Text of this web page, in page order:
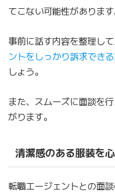
てこない可能性があります
事前に話す内容を整理して
ントをしっかり訴求でき
しょう。
また、スムーズに面談を
がります。
清潔感のある服装を
転職エージェントとの面